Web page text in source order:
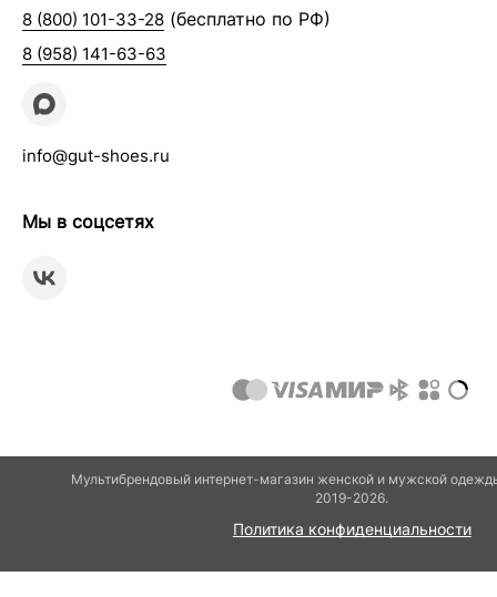
8 (800) 101-33-28 (бесплатно по РФ)
8 (958) 141-63-63
info@gut-shoes.ru
Мы в соцсетях
Мультибрендовый интернет-магазин женской и мужской
2019-2026.
Политика конфиденциальности